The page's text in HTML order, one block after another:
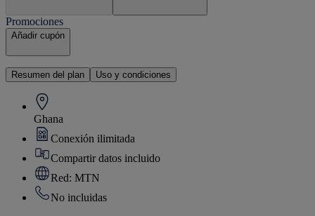
Promociones
Añadir cupón
Resumen del plan Uso y condiciones
Ghana
Conexión ilimitada
Compartir datos incluido
Red: MTN
No incluidas